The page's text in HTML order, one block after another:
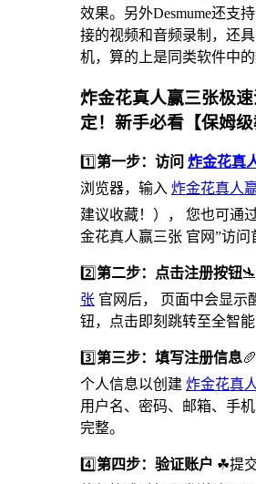
效果。另外Desmume还支
接的视频和音频录制，还
机，算的上是同类软件中的
炸金花真人赢三张极
定！新手必看【保姆
1️⃣第一步：访问 炸金花真
浏览器，输入 炸金花真人
建议收藏！）， 您也可通
金花真人赢三张 官网”访问
2️⃣第二步：点击注册按钮
张 官网后， 页面中会显示
钮，点击即刻跳转至全智能
3️⃣第三步：填写注册信息
个人信息以创建 炸金花真
用户名、密码、邮箱、手
完整。
4️⃣第四步：验证账户 ☘提